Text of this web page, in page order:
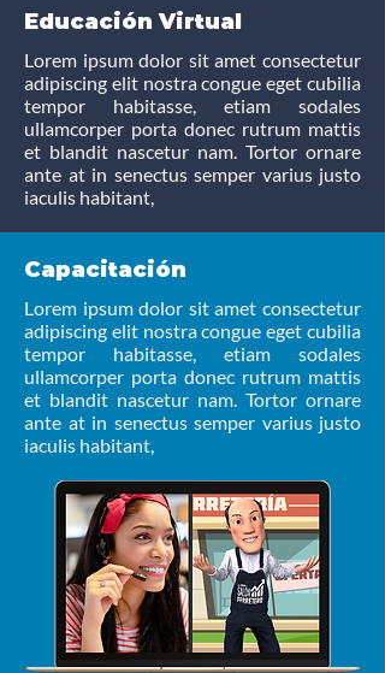
Educación Virtual
Lorem ipsum dolor sit amet consectetur
adipiscing elit nostra congue eget cubilia
tempor habitasse, etiam sodales
ullamcorper porta donec rutrum mattis
et blandit nascetur nam. Tortor ornare
ante at in senectus semper varius justo
iaculis habitant,
Capacitación
Lorem ipsum dolor sit amet consectetur
adipiscing elit nostra congue eget cubilia
tempor habitasse, etiam sodales
ullamcorper porta donec rutrum mattis
et blandit nascetur nam. Tortor ornare
ante at in senectus semper varius justo
iaculis habitant,